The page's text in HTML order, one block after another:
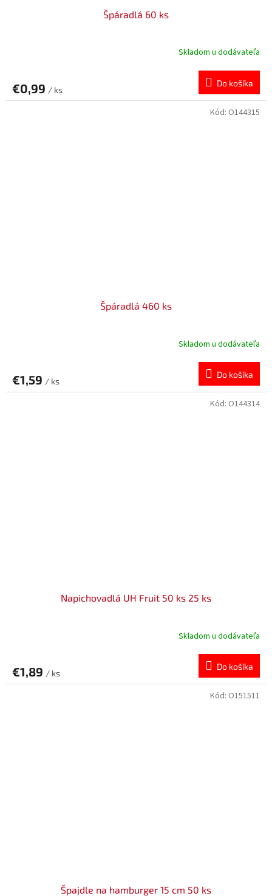
Špáradlá 60 ks
Skladom u dodávateľa
€0,99 / ks
Do košíka
Špáradlá 460 ks
Skladom u dodávateľa
€1,59 / ks
Do košíka
Kód: O144315
Napichovadlá UH Fruit 50 ks 25 ks
Skladom u dodávateľa
€1,89 / ks
Do košíka
Kód: O144314
Špajdle na hamburger 15 cm 50 ks
Kód: O151511